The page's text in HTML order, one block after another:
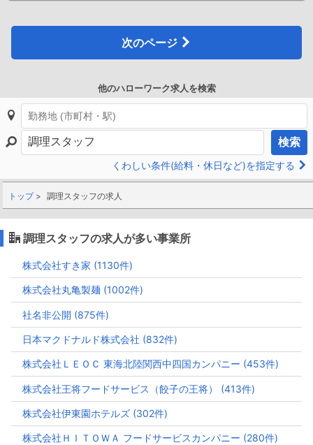
次のページ
他のハローワーク求人を検索
検索
くわしい条件(給料・休日など)を指定する
トップ 調理スタッフの求人
調理スタッフの求人が多い事業所
株式会社すき家 (1130件)
株式会社丸亀製麺 (1002件)
社名非公開 (875件)
日本マクドナルド株式会社 (832件)
株式会社ＬＥＯＣ 東海北陸関西中四国カンパニー (453件)
株式会社王将フードサービス（餃子の王将） (413件)
株式会社伊東園ホテルズ (302件)
株式会社ＨＩＴＯＷＡ フードサービスカンパニー (280件)